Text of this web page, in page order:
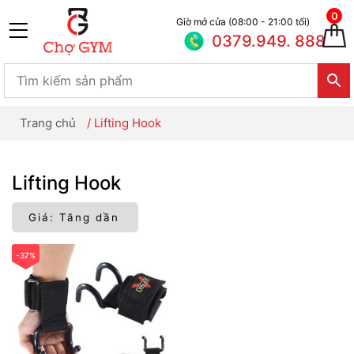
Giờ mở cửa (08:00 - 21:00 tối)
0379.949. 888
0
Trang chủ / Lifting Hook
Lifting Hook
-37%